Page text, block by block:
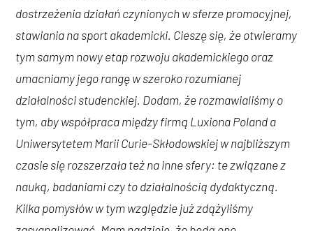
dostrzeżenia działań czynionych w sferze promocyjnej,
stawiania na sport akademicki. Cieszę się, że otwieramy
tym samym nowy etap rozwoju akademickiego oraz
umacniamy jego rangę w szeroko rozumianej
działalności studenckiej. Dodam, że rozmawialiśmy o
tym, aby współpraca między firmą Luxiona Poland a
Uniwersytetem Marii Curie-Skłodowskiej w najbliższym
czasie się rozszerzała też na inne sfery: te związane z
nauką, badaniami czy to działalnością dydaktyczną.
Kilka pomysłów w tym względzie już zdążyliśmy